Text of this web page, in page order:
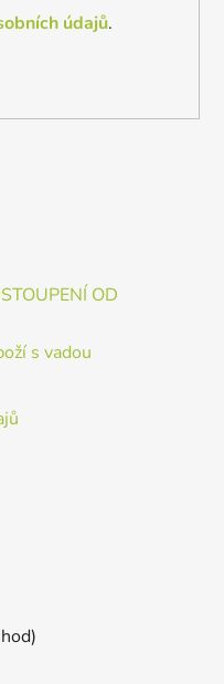
údajů.
OD
s vadou